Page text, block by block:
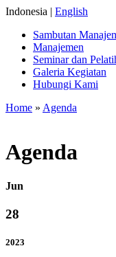
Indonesia | English
Sambutan
Manajemen
Seminar dan
Galeria Kegiatan
Hubungi Kami
Home » Agenda
Agenda
Jun
28
2023